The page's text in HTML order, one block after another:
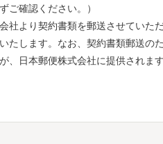
ご確認ください。）
社より契約書類を郵送させていた
たします。なお、契約書類郵送の
、日本郵便株式会社に提供されます